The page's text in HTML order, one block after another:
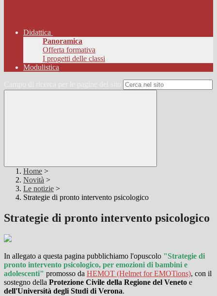
Didattica
Panoramica
Offerta formativa
I progetti delle classi
Modulistica
Home >
Novità >
Le notizie >
Strategie di pronto intervento psicologico
Strategie di pronto intervento psicologico
In allegato a questa pagina pubblichiamo l'opuscolo "Strategie di
pronto intervento psicologico, per emozioni di bambini e
adolescenti" promosso da HEMOT (Helmet for EMOTions), con il
sostegno della Protezione Civile della Regione del Veneto e
dell'Università degli Studi di Verona.